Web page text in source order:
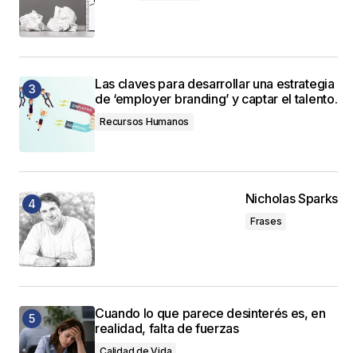
Las claves para desarrollar una estrategia
de ‘employer branding’ y captar el talento.
Recursos Humanos
Nicholas Sparks
Frases
Cuando lo que parece desinterés es, en
realidad, falta de fuerzas